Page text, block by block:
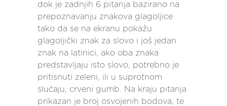
dok je zadnjih 6 pitanja bazirano na
prepoznavanju znakova glagoljice
tako da se na ekranu pokažu
glagoljički znak za slovo i još jedan
znak na latinici, ako oba znaka
predstavljaju isto slovo, potrebno je
pritisnuti zeleni, ili u suprotnom
slučaju, crveni gumb. Na kraju pitanja
prikazan je broj osvojenih bodova, te